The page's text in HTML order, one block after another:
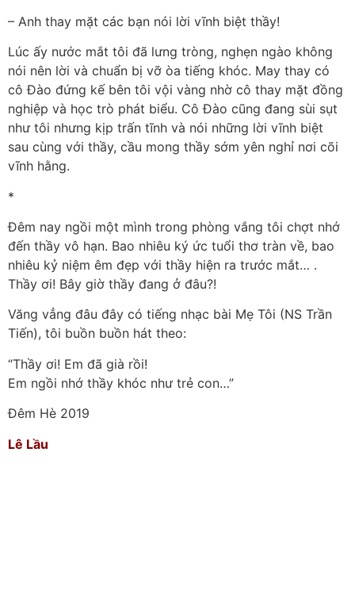
– Anh thay mặt các bạn nói lời vĩnh biệt thầy!
Lúc ấy nước mắt tôi đã lưng tròng, nghẹn ngào không
nói nên lời và chuẩn bị vỡ òa tiếng khóc. May thay có
cô Đào đứng kế bên tôi vội vàng nhờ cô thay mặt đồng
nghiệp và học trò phát biểu. Cô Đào cũng đang sùi sụt
như tôi nhưng kịp trấn tĩnh và nói những lời vĩnh biệt
sau cùng với thầy, cầu mong thầy sớm yên nghỉ nơi cõi
vĩnh hằng.
*
Đêm nay ngồi một mình trong phòng vắng tôi chợt nhớ
đến thầy vô hạn. Bao nhiêu ký ức tuổi thơ tràn về, bao
nhiêu kỷ niệm êm đẹp với thầy hiện ra trước mắt… .
Thầy ơi! Bây giờ thầy đang ở đâu?!
Văng vẳng đâu đây có tiếng nhạc bài Mẹ Tôi (NS Trần
Tiến), tôi buồn buồn hát theo:
“Thầy ơi! Em đã già rồi!
Em ngồi nhớ thầy khóc như trẻ con…”
Đêm Hè 2019
Lê Lầu